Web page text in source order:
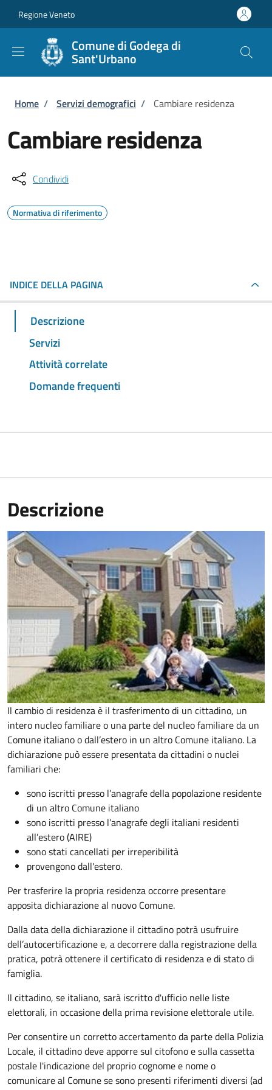
Regione Veneto
Comune di Godega di
Sant'Urbano
Briciole di pane
Home / Servizi demografici / Cambiare residenza
Cambiare residenza
Condividi
Normativa di riferimento
INDICE DELLA PAGINA
Descrizione
Servizi
Attività correlate
Domande frequenti
Descrizione
Il cambio di residenza è il trasferimento di un cittadino, un
intero nucleo familiare o una parte del nucleo familiare da un
Comune italiano o dall’estero in un altro Comune italiano. La
dichiarazione può essere presentata da cittadini o nuclei
familiari che:
sono iscritti presso l’anagrafe della popolazione residente
di un altro Comune italiano
sono iscritti presso l’anagrafe degli italiani residenti
all’estero (AIRE)
sono stati cancellati per irreperibilità
provengono dall'estero.
Per trasferire la propria residenza occorre presentare
appositadichiarazione al nuovo Comune.
Dalla data della dichiarazione il cittadino potrà usufruire
dell’autocertificazione e, a decorrere dalla registrazione della
pratica, potrà ottenere il certificato di residenza e di stato di
famiglia.
Il cittadino, se italiano, sarà iscritto d'ufficio nelle liste
elettorali, in occasione della prima revisione elettorale utile.
Per consentire un corretto accertamento da parte della Polizia
Locale, il cittadino deve apporre sul citofono e sulla cassetta
postale l'indicazione del proprio cognome e nome o
comunicare al Comune se sono presenti riferimenti diversi (ad